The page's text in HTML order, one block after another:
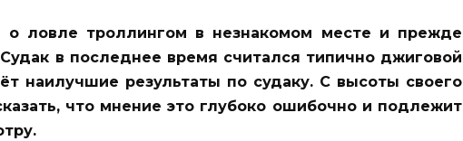
о ловле троллингом в незнакомом месте и прежде
в последнее время считался типично джиговой
наилучшие результаты по судаку. С высоты своего
что мнение это глубоко ошибочно и подлежит